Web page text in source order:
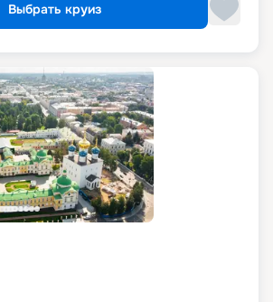
Выбрать круиз